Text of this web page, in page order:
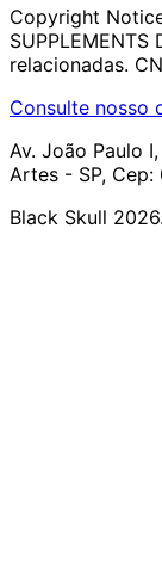
Copyright
SUPPLEMENTS
relacionadas.
Consulte nosso
Av. João Paulo
Artes - SP, Cep:
Black Skull